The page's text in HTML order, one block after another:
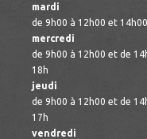
mardi
de 9h00 à 12h00 et
mercredi
de 9h00 à 12h00 et de
18h
jeudi
de 9h00 à 12h00 et de
17h
vendredi